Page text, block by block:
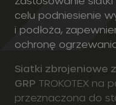
Siatki zbrojeniowe
GRP TROKOTEX na
przeznaczona do
betonowych
stalowego.
Jest to
metodą pultruzji.